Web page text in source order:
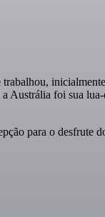
foi sua
para o desfrute